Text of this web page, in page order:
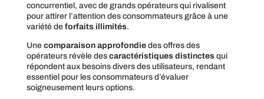
concurrentiel, avec de grands opérateurs qui rivalisent
pour attirer l’attention des consommateurs grâce à une
variété de forfaits illimités.
Une comparaison approfondiedes offres des
opérateurs révèle des caractéristiques distinctesqui
répondent aux besoins divers des utilisateurs, rendant
essentiel pour les consommateurs d’évaluer
soigneusement leurs options.